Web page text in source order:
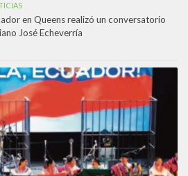
en Queens realizó un conversatorio
José Echeverría